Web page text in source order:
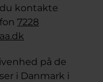
du kontakte
7228
på de
i Danmark i